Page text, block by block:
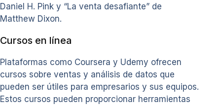
Daniel H. Pink y “La venta desafiante” de
Matthew Dixon.
Cursos en línea
Plataformas como Coursera y Udemy ofrecen
cursos sobre ventas y análisis de datos que
pueden ser útiles para empresarios y sus equipos.
Estos cursos pueden proporcionar herramientas